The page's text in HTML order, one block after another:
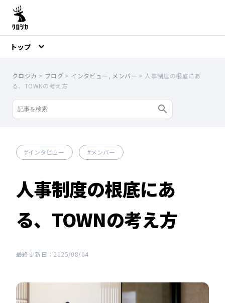
トップ
クロジカ > ブログ > インタビュー, メンバー > 人事制度の根底にあ
る、TOWNの考え方
インタビュー メンバー
人事制度の根底にあ
る、TOWNの考え方
最終更新日：2025/08/04